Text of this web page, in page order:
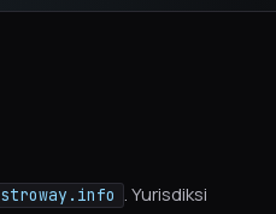
. Yurisdiksi